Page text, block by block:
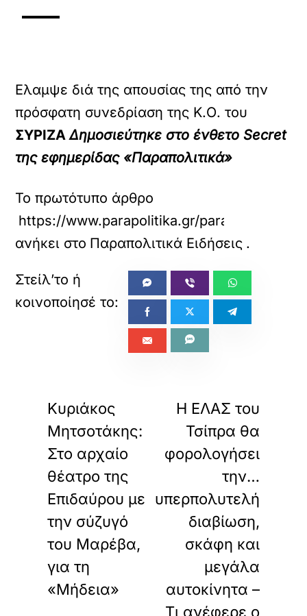
Ελαµψε διά της απουσίας της από την
πρόσφατη συνεδρίαση της Κ.Ο. του
ΣΥΡΙΖΑΔημοσιεύτηκε στο ένθετο Secret
της εφημερίδας «Παραπολιτικά»
Το πρωτότυπο άρθρο
https://www.parapolitika.gr/parapolitika/
ανήκει στο Παραπολιτικά Ειδήσεις .
Κυριάκος
Μητσοτάκης:
Στο αρχαίο
θέατρο της
Επιδαύρου με
την σύζυγό
του Μαρέβα,
για τη
«Μήδεια»
Η ΕΛΑΣ του
Τσίπρα θα
φορολογήσει
την…
υπερπολυτελή
διαβίωση,
σκάφη και
μεγάλα
αυτοκίνητα –
Τι ανέφερε ο